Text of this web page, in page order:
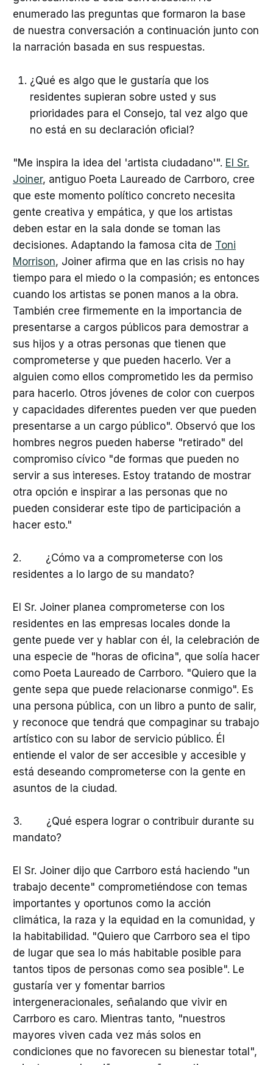
enumerado las preguntas que formaron la base
de nuestra conversación a continuación junto con
la narración basada en sus respuestas.
¿Qué es algo que le gustaría que los
residentes supieran sobre usted y sus
prioridades para el Consejo, tal vez algo que
no está en su declaración oficial?
"Me inspira la idea del 'artista ciudadano'". El Sr.
Joiner, antiguo Poeta Laureado de Carrboro, cree
que este momento político concreto necesita
gente creativa y empática, y que los artistas
deben estar en la sala donde se toman las
decisiones. Adaptando la famosa cita de Toni
Morrison, Joiner afirma que en las crisis no hay
tiempo para el miedo o la compasión; es entonces
cuando los artistas se ponen manos a la obra.
También cree firmemente en la importancia de
presentarse a cargos públicos para demostrar a
sus hijos y a otras personas que tienen que
comprometerse y que pueden hacerlo. Ver a
alguien como ellos comprometido les da permiso
para hacerlo. Otros jóvenes de color con cuerpos
y capacidades diferentes pueden ver que pueden
presentarse a un cargo público". Observó que los
hombres negros pueden haberse "retirado" del
compromiso cívico "de formas que pueden no
servir a sus intereses. Estoy tratando de mostrar
otra opción e inspirar a las personas que no
pueden considerar este tipo de participación a
hacer esto."
2. ¿Cómo va a comprometerse con los
residentes a lo largo de su mandato?
El Sr. Joiner planea comprometerse con los
residentes en las empresas locales donde la
gente puede ver y hablar con él, la celebración de
una especie de "horas de oficina", que solía hacer
como Poeta Laureado de Carrboro. "Quiero que la
gente sepa que puede relacionarse conmigo". Es
una persona pública, con un libro a punto de salir,
y reconoce que tendrá que compaginar su trabajo
artístico con su labor de servicio público. Él
entiende el valor de ser accesible y accesible y
está deseando comprometerse con la gente en
asuntos de la ciudad.
3. ¿Qué espera lograr o contribuir durante su
mandato?
El Sr. Joiner dijo que Carrboro está haciendo "un
trabajo decente" comprometiéndose con temas
importantes y oportunos como la acción
climática, la raza y la equidad en la comunidad, y
la habitabilidad. "Quiero que Carrboro sea el tipo
de lugar que sea lo más habitable posible para
tantos tipos de personas como sea posible". Le
gustaría ver y fomentar barrios
intergeneracionales, señalando que vivir en
Carrboro es caro. Mientras tanto, "nuestros
mayores viven cada vez más solos en
condiciones que no favorecen su bienestar total",